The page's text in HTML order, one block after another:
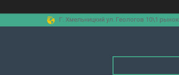
Г. Хмельницкий ул. Геологов 10\1